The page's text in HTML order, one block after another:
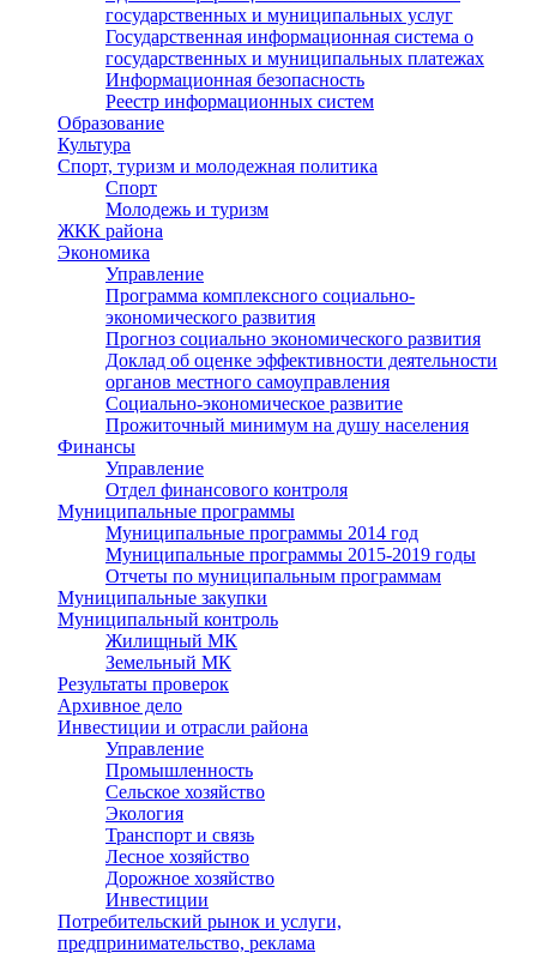
государственных и муниципальных услуг
Государственная информационная система о
государственных и муниципальных платежах
Информационная безопасность
Реестр информационных систем
Образование
Культура
Спорт, туризм и молодежная политика
Спорт
Молодежь и туризм
ЖКК района
Экономика
Управление
Программа комплексного социально-
экономического развития
Прогноз социально экономического развития
Доклад об оценке эффективности деятельности
органов местного самоуправления
Социально-экономическое развитие
Прожиточный минимум на душу населения
Финансы
Управление
Отдел финансового контроля
Муниципальные программы
Муниципальные программы 2014 год
Муниципальные программы 2015-2019 годы
Отчеты по муниципальным программам
Муниципальные закупки
Муниципальный контроль
Жилищный МК
Земельный МК
Результаты проверок
Архивное дело
Инвестиции и отрасли района
Управление
Промышленность
Сельское хозяйство
Экология
Транспорт и связь
Лесное хозяйство
Дорожное хозяйство
Инвестиции
Потребительский рынок и услуги,
предпринимательство, реклама